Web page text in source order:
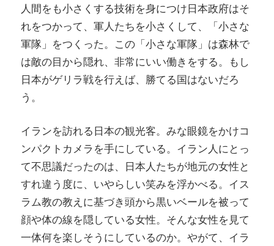
人間をも小さくする技術を身につけ日本政府はそ
れをつかって、軍人たちを小さくして、「小さな
軍隊」をつくった。この「小さな軍隊」は森林で
は敵の目から隠れ、非常にいい働きをする。もし
日本がゲリラ戦を行えば、勝てる国はないだろ
う。
イランを訪れる日本の観光客。みな眼鏡をかけコ
ンパクトカメラを手にしている。イラン人にとっ
て不思議だったのは、日本人たちが地元の女性と
すれ違う度に、いやらしい笑みを浮かべる。イス
ラム教の教えに基づき頭から黒いベールを被って
顔や体の線を隠している女性。そんな女性を見て
一体何を楽しそうにしているのか。やがて、イラ